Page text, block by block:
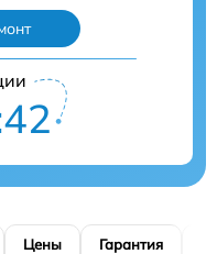
Цены Гарантия